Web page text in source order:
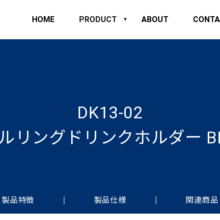
HOME PRODUCT ABOUT
DK13-02
リングドリンクホルダー
製品特徴 製品仕様 関連商品